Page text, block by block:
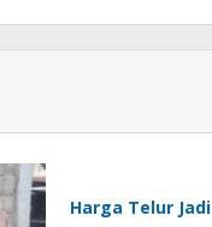
Harga Telur Jadi